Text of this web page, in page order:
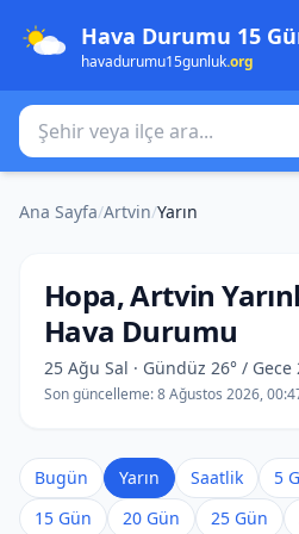
Hava Durumu 15
havadurumu15gunluk.org
Şehir veya ilçe ara
Ana Sayfa/Artvin/Yarın
Hopa, Artvin
Hava Durumu
25 Ağu Sal · Gündüz 26° / Gece
Son güncelleme:8 Ağustos 2026,
Bugün Yarın Saatlik 5
15 Gün
20 Gün 25 Gün